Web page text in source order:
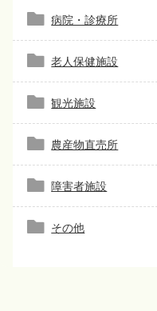
病院・診療所
老人保健施設
観光施設
農産物直売所
障害者施設
その他